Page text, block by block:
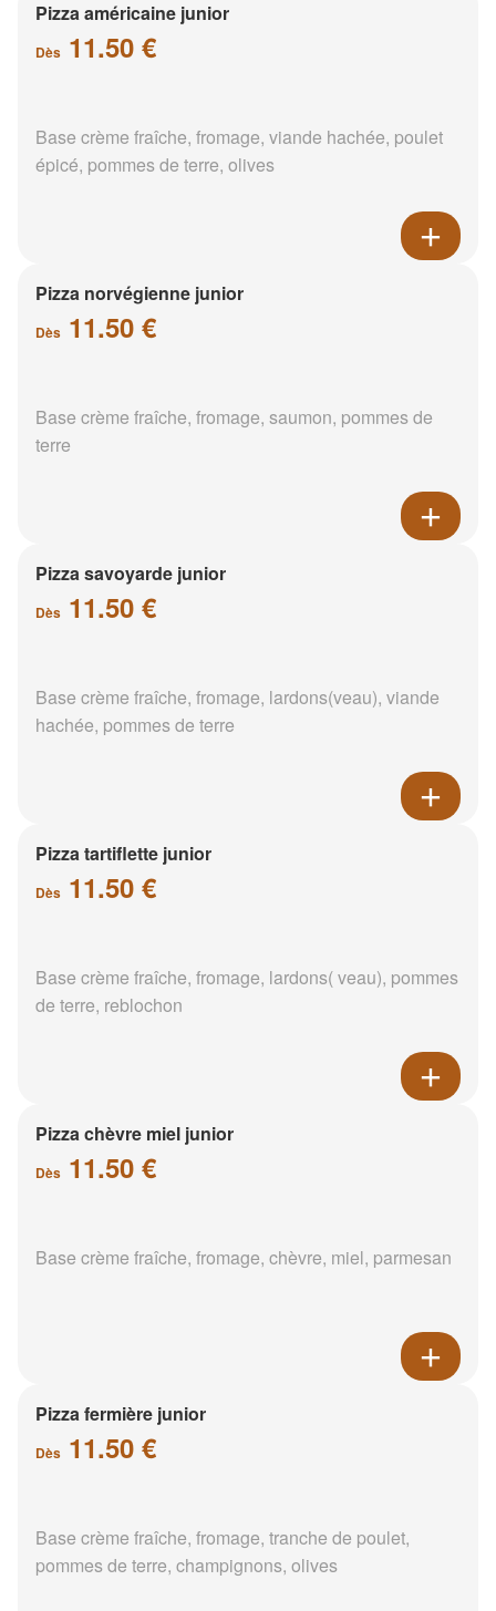
Pizza américaine junior
Dès 11.50 €
Base crème fraîche, fromage, viande hachée, poulet
épicé, pommes de terre, olives
Pizza norvégienne junior
Dès 11.50 €
Base crème fraîche, fromage, saumon, pommes de
terre
Pizza savoyarde junior
Dès 11.50 €
Base crème fraîche, fromage, lardons(veau), viande
hachée, pommes de terre
Pizza tartiflette junior
Dès 11.50 €
Base crème fraîche, fromage, lardons( veau), pommes
de terre, reblochon
Pizza chèvre miel junior
Dès 11.50 €
Base crème fraîche, fromage, chèvre, miel, parmesan
Pizza fermière junior
Dès 11.50 €
Base crème fraîche, fromage, tranche de poulet,
pommes de terre, champignons, olives